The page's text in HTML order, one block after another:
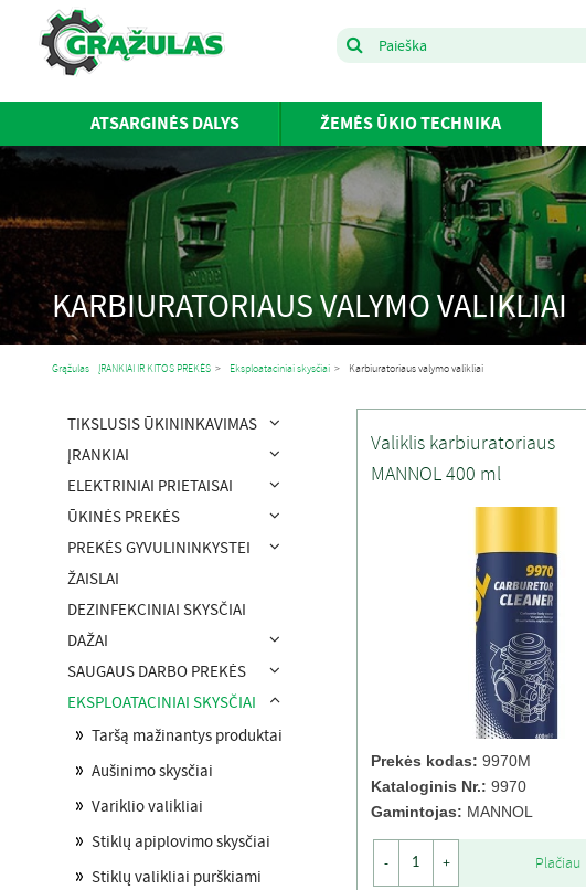
ATSARGINĖS DALYS ŽEMĖS ŪKIO TECHNIKA
KARBIURATORIAUS VALYMO VALIKLIAI
Grąžulas ĮRANKIAI IR KITOS PREKĖS > Eksploataciniai skysčiai > Karbiuratoriaus valymo valikliai
TIKSLUSIS ŪKININKAVIMAS
ĮRANKIAI
ELEKTRINIAI PRIETAISAI
ŪKINĖS PREKĖS
PREKĖS GYVULININKYSTEI
ŽAISLAI
DEZINFEKCINIAI SKYSČIAI
DAŽAI
SAUGAUS DARBO PREKĖS
EKSPLOATACINIAI SKYSČIAI
Taršą mažinantys produktai
Aušinimo skysčiai
Variklio valikliai
Stiklų apiplovimo skysčiai
Stiklų valikliai purškiami
Valiklis karbiuratoriaus
MANNOL 400 ml
Prekės kodas: 9970M
Kataloginis Nr.: 9970
Gamintojas: MANNOL
- + Plačiau